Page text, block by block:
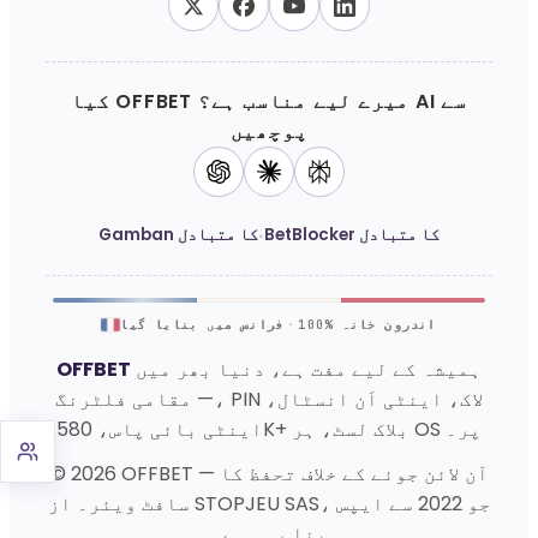
کیا OFFBET میرے لیے مناسب ہے؟ AI سے
پوچھیں
Gamban کا متبادل· BetBlocker کا متبادل
فرانس میں بنایا گیا · 100% اندرون خانہ
OFFBET ہمیشہ کے لیے مفت ہے، دنیا بھر میں
— مقامی فلٹرنگ، PIN لاک، اینٹی اَن انسٹال،
اینٹی بائی پاس، 580K+ بلاک لسٹ، ہر OS پر۔
© 2026 OFFBET — آن لائن جوئے کے خلاف تحفظ کا
سافٹ ویئر۔ از STOPJEU SAS، جو 2022 سے ایپس